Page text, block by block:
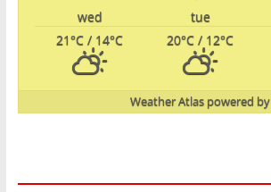
tue
wed
20°C / 12°C
21°C / 14°C
powered by
Weather Atlas